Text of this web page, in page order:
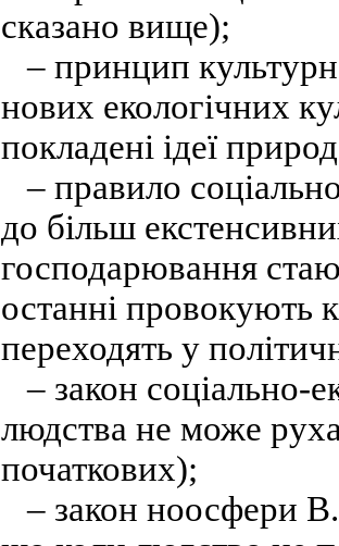
сказано вище);
– принцип
нових екологічних
покладені ідеї
– правило
до більш
господарювання
останні провокують
переходять у
– закон соціально-
людства не може
початкових);
– закон ноосфери В.